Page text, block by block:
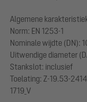
Algemene
Norm: EN 1253-1
Nominale wijdte (DN):
Uitwendige diameter
Stankslot: inclusief
Toelating: Z-19.53-
1719_V